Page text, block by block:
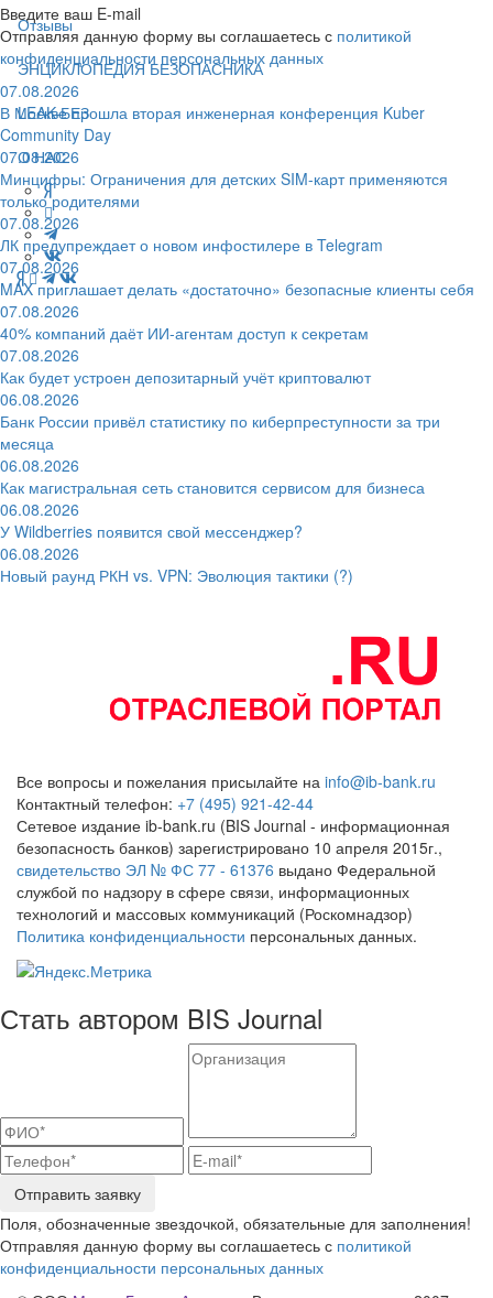
Отзывы
ЭНЦИКЛОПЕДИЯ БЕЗОПАСНИКА
LEAK-БЕЗ
О НАС
Введите ваш E-mail
Отправляя данную форму вы соглашаетесь с политикой
конфиденциальности персональных данных
07.08.2026
В Москве прошла вторая инженерная конференция Kuber
Community Day
07.08.2026
Минцифры: Ограничения для детских SIM-карт применяются
только родителями
07.08.2026
ЛК предупреждает о новом инфостилере в Telegram
07.08.2026
MAX приглашает делать «достаточно» безопасные клиенты себя
07.08.2026
40% компаний даёт ИИ‑агентам доступ к секретам
07.08.2026
Как будет устроен депозитарный учёт криптовалют
06.08.2026
Банк России привёл статистику по киберпреступности за три
месяца
06.08.2026
Как магистральная сеть становится сервисом для бизнеса
06.08.2026
У Wildberries появится свой мессенджер?
06.08.2026
Новый раунд РКН vs. VPN: Эволюция тактики (?)
Все вопросы и пожелания присылайте на info@ib-bank.ru
Контактный телефон: +7 (495) 921-42-44
Сетевое издание ib-bank.ru (BIS Journal - информационная
безопасность банков) зарегистрировано 10 апреля 2015г.,
свидетельство ЭЛ № ФС 77 - 61376 выдано Федеральной
службой по надзору в сфере связи, информационных
технологий и массовых коммуникаций (Роскомнадзор)
Политика конфиденциальности персональных данных.
Стать автором BIS Journal
Отправить заявку
Поля, обозначенные звездочкой, обязательные для заполнения!
Отправляя данную форму вы соглашаетесь с политикой
конфиденциальности персональных данных